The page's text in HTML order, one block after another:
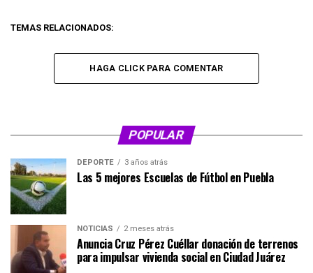
TEMAS RELACIONADOS:
HAGA CLICK PARA COMENTAR
POPULAR
DEPORTE 3 años atrás
Las 5 mejores Escuelas de Fútbol en Puebla
NOTICIAS 2 meses atrás
Anuncia Cruz Pérez Cuéllar donación de terrenos
para impulsar vivienda social en Ciudad Juárez